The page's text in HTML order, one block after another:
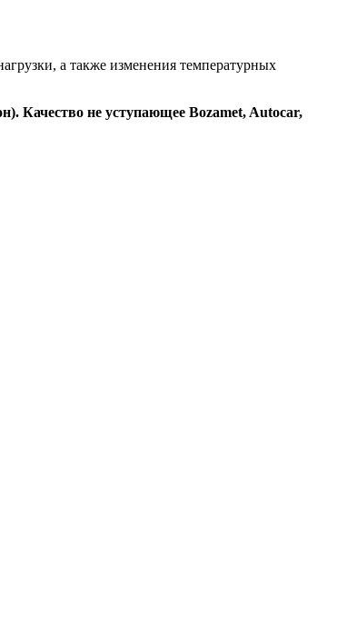
а также изменения температурных
не уступающее Bozamet, Autocar,